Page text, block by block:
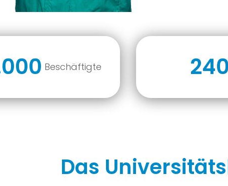
Beschäftigte 240
Das